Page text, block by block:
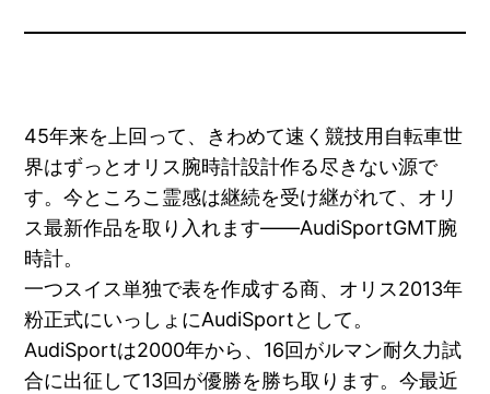
45年来を上回って、きわめて速く競技用自転車世
界はずっとオリス腕時計設計作る尽きない源で
す。今ところこ霊感は継続を受け継がれて、オリ
ス最新作品を取り入れます――AudiSportGMT腕
時計。
一つスイス単独で表を作成する商、オリス2013年
粉正式にいっしょにAudiSportとして。
AudiSportは2000年から、16回がルマン耐久力試
合に出征して13回が優勝を勝ち取ります。今最近